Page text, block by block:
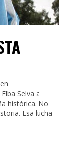
Selva a
histórica. No
Esa lucha